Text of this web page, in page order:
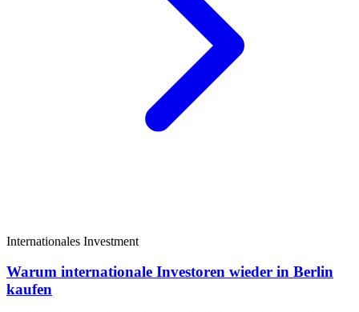
Internationales Investment
Warum internationale Investoren wieder in Berlin
kaufen